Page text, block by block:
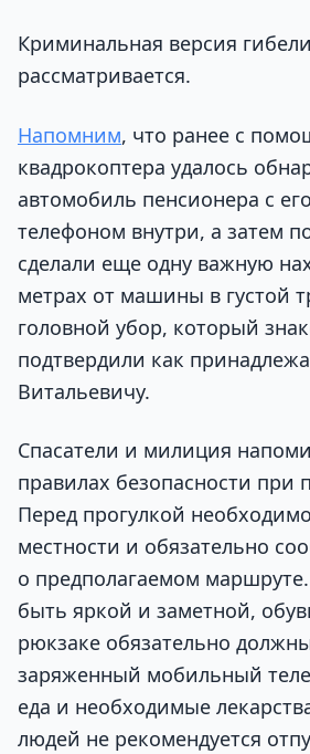
Криминальная версия
рассматривается.
Напомним, что ранее с
квадрокоптера удалось
автомобиль пенсионера с
телефоном внутри, а затем
сделали еще одну важную
метрах от машины в густой
головной убор, который
подтвердили как
Витальевичу.
Спасатели и милиция
правилах безопасности при
Перед прогулкой
местности и обязательно
о предполагаемом
быть яркой и заметной,
рюкзаке обязательно
заряженный мобильный
еда и необходимые
людей не рекомендуется